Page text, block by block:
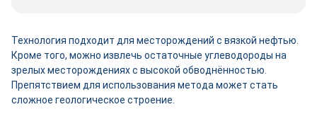
Технология подходит для месторождений с вязкой нефтью.
Кроме того, можно извлечь остаточные углеводороды на
зрелых месторождениях с высокой обводнённостью.
Препятствием для использования метода может стать
сложное геологическое строение.